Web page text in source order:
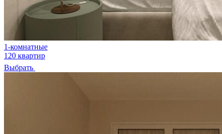
1-комнатные
120 квартир
Выбрать